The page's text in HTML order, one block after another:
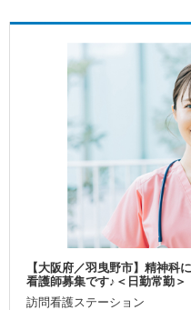
【大阪府／羽曳野市】精神科
看護師募集です♪＜日勤常勤＞
訪問看護ステーション